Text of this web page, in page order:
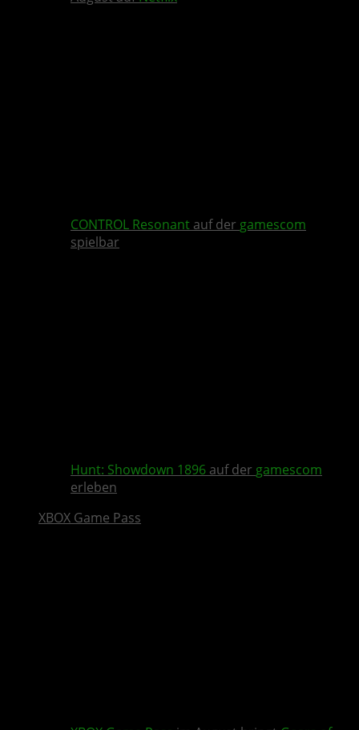
CONTROL Resonant auf der gamescom
spielbar
Hunt: Showdown 1896 auf der gamescom
erleben
XBOX Game Pass